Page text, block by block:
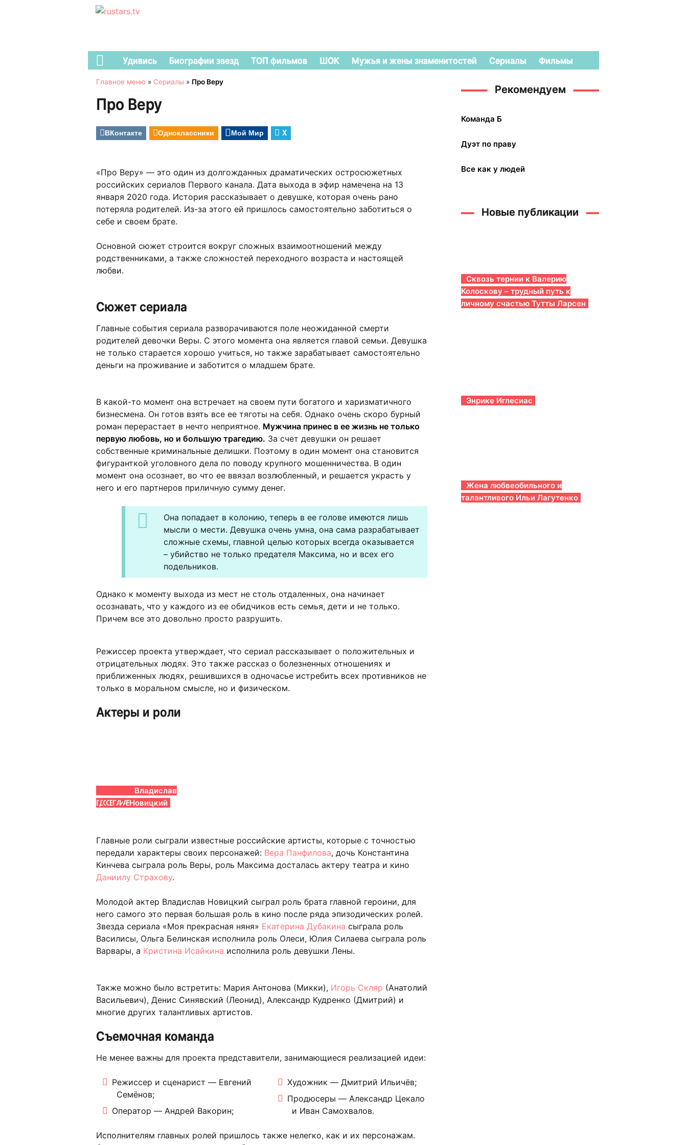
Удивись Биографии звезд ТОП фильмов ШОК Мужья и жены знаменитостей Сериалы Фильмы
Главное меню » Сериалы » Про Веру
Про Веру
ВКонтакте Одноклассники Мой Мир X
«Про Веру» — это один из долгожданных драматических остросюжетных
российских сериалов Первого канала. Дата выхода в эфир намечена на 13
января 2020 года. История рассказывает о девушке, которая очень рано
потеряла родителей. Из-за этого ей пришлось самостоятельно заботиться о
себе и своем брате.
Основной сюжет строится вокруг сложных взаимоотношений между
родственниками, а также сложностей переходного возраста и настоящей
любви.
Сюжет сериала
Главные события сериала разворачиваются поле неожиданной смерти
родителей девочки Веры. С этого момента она является главой семьи. Девушка
не только старается хорошо учиться, но также зарабатывает самостоятельно
деньги на проживание и заботится о младшем брате.
В какой-то момент она встречает на своем пути богатого и харизматичного
бизнесмена. Он готов взять все ее тяготы на себя. Однако очень скоро бурный
роман перерастает в нечто неприятное. Мужчина принес в ее жизнь не только
первую любовь, но и большую трагедию. За счет девушки он решает
собственные криминальные делишки. Поэтому в один момент она становится
фигуранткой уголовного дела по поводу крупного мошенничества. В один
момент она осознает, во что ее ввязал возлюбленный, и решается украсть у
него и его партнеров приличную сумму денег.
Она попадает в колонию, теперь в ее голове имеются лишь
мысли о мести. Девушка очень умна, она сама разрабатывает
сложные схемы, главной целью которых всегда оказывается
– убийство не только предателя Максима, но и всех его
подельников.
Однако к моменту выхода из мест не столь отдаленных, она начинает
осознавать, что у каждого из ее обидчиков есть семья, дети и не только.
Причем все это довольно просто разрушить.
Режиссер проекта утверждает, что сериал рассказывает о положительных и
отрицательных людях. Это также рассказ о болезненных отношениях и
приближенных людях, решившихся в одночасье истребить всех противников не
только в моральном смысле, но и физическом.
Актеры и роли
Панфилова
Екатерина
Дубакина
Скляр
Даниил
Страхов
Артур
Ваха
Ирина
Горячева
Евгений
Антропов
Кристина
Исайкина
Мария
Антонова
Ольга
Белинская
Владислав
Новицкий
Главные роли сыграли известные российские артисты, которые с точностью
передали характеры своих персонажей: Вера Панфилова, дочь Константина
Кинчева сыграла роль Веры, роль Максима досталась актеру театра и кино
Даниилу Страхову.
Молодой актер Владислав Новицкий сыграл роль брата главной героини, для
него самого это первая большая роль в кино после ряда эпизодических ролей.
Звезда сериала «Моя прекрасная няня» Екатерина Дубакина сыграла роль
Василисы, Ольга Белинская исполнила роль Олеси, Юлия Силаева сыграла роль
Варвары, а Кристина Исайкина исполнила роль девушки Лены.
Также можно было встретить: Мария Антонова (Микки), Игорь Скляр (Анатолий
Васильевич), Денис Синявский (Леонид), Александр Кудренко (Дмитрий) и
многие других талантливых артистов.
Съемочная команда
Не менее важны для проекта представители, занимающиеся реализацией идеи:
Режиссер и сценарист — Евгений
Семёнов;
Оператор — Андрей Вакорин;
Художник — Дмитрий Ильичёв;
Продюсеры — Александр Цекало
и Иван Самохвалов.
Исполнителям главных ролей пришлось также нелегко, как и их персонажам.
Рекомендуем
Команда Б
Дуэт по праву
Все как у людей
Новые публикации
Сквозь тернии к Валерию
Колоскову – трудный путь к
личному счастью Тутты Ларсен
Энрике Иглесиас
Жена любвеобильного и
талантливого Ильи Лагутенко